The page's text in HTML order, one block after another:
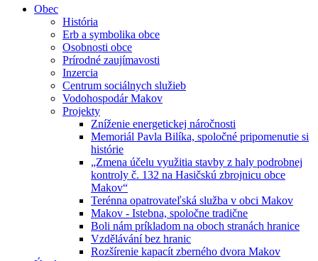
Obec
História
Erb a symbolika obce
Osobnosti obce
Prírodné zaujímavosti
Inzercia
Centrum sociálnych služieb
Vodohospodár Makov
Projekty
Zníženie energetickej náročnosti
Memoriál Pavla Bilíka, spoločné pripomenutie si
histórie
„Zmena účelu využitia stavby z haly podrobnej
kontroly č. 132 na Hasičskú zbrojnicu obce
Makov“
Terénna opatrovateľská služba v obci Makov
Makov - Istebna, spoločne tradične
Boli nám príkladom na oboch stranách hranice
Vzdělávání bez hranic
Rozšírenie kapacít zberného dvora Makov